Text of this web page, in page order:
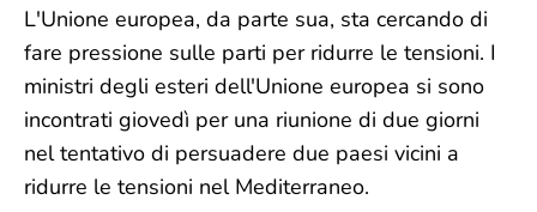
L'Unione europea, da parte sua, sta cercando di
fare pressione sulle parti per ridurre le tensioni. I
ministri degli esteri dell'Unione europea si sono
incontrati giovedì per una riunione di due giorni
nel tentativo di persuadere due paesi vicini a
ridurre le tensioni nel Mediterraneo.